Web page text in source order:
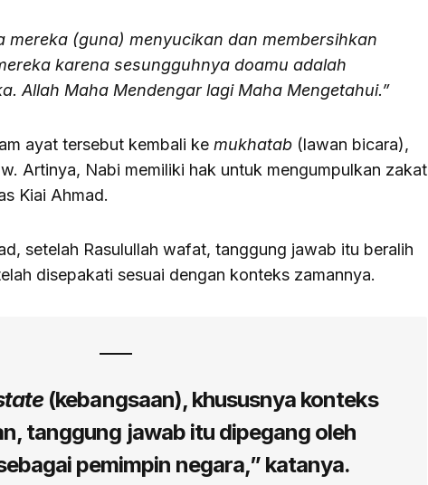
mereka (guna) menyucikan dan membersihkan
karena sesungguhnya doamu adalah
Allah Maha Mendengar lagi Maha Mengetahui.”
ayat tersebut kembali ke mukhatab (lawan bicara),
Artinya, Nabi memiliki hak untuk mengumpulkan zakat
Kiai Ahmad.
setelah Rasulullah wafat, tanggung jawab itu beralih
disepakati sesuai dengan konteks zamannya.
(kebangsaan), khususnya konteks
tanggung jawab itu dipegang oleh
pemimpin negara,” katanya.